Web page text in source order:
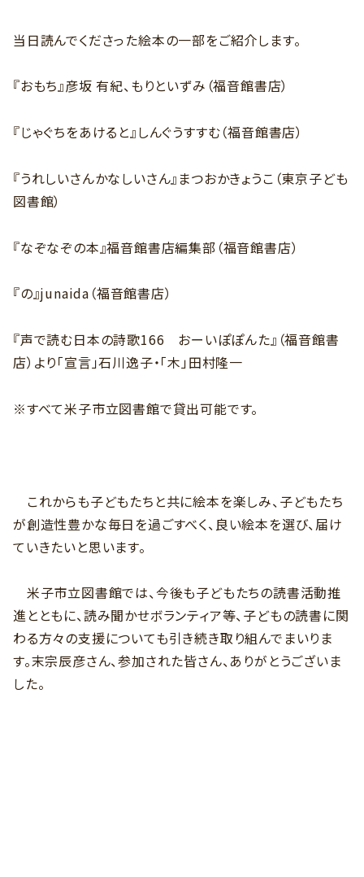
当日読んでくださった絵本の一部をご紹介します。
『おもち』彦坂 有紀、もりといずみ（福音館書店）
『じゃぐちをあけると』しんぐうすすむ（福音館書店）
『うれしいさんかなしいさん』まつおかきょうこ（東京子ども
図書館）
『なぞなぞの本』福音館書店編集部（福音館書店）
『の』junaida（福音館書店）
『声で読む日本の詩歌166 おーいぽぽんた』（福音館書
店）より「宣言」石川逸子・「木」田村隆一
※すべて米子市立図書館で貸出可能です。
これからも子どもたちと共に絵本を楽しみ、子どもたち
が創造性豊かな毎日を過ごすべく、良い絵本を選び、届け
ていきたいと思います。
米子市立図書館では、今後も子どもたちの読書活動推
進とともに、読み聞かせボランティア等、子どもの読書に関
わる方々の支援についても引き続き取り組んでまいりま
す。末宗辰彦さん、参加された皆さん、ありがとうございま
した。